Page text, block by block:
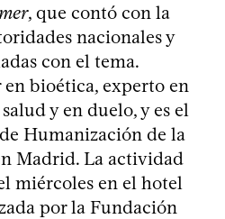
, que contó con la
nacionales y
con el tema.
en bioética, experto en
y en duelo, y es el
Humanización de la
Madrid. La actividad
miércoles en el hotel
por la Fundación